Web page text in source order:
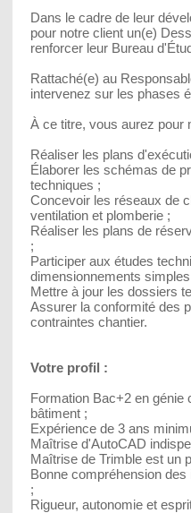
Dans le cadre de leur
pour notre client un(e)
renforcer leur Bureau
Rattaché(e) au
intervenez sur les phases
À ce titre, vous aurez pour
Réaliser les plans
Élaborer les schémas de
techniques ;
Concevoir les réseaux de
ventilation et plomberie ;
Réaliser les plans de
;
Participer aux études
dimensionnements
Mettre à jour les dossiers
Assurer la conformité des
contraintes chantier.
Votre profil :
Formation Bac+2 en génie
bâtiment ;
Expérience de 3 ans
Maîtrise d'AutoCAD
Maîtrise de Trimble est un
Bonne compréhension
;
Rigueur, autonomie et